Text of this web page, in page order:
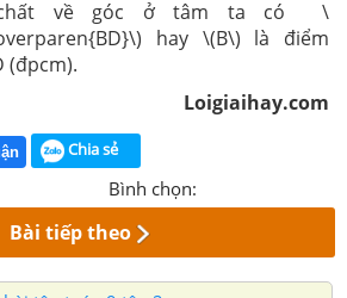
chất về góc ở tâm ta có \
hay \(B\) là điểm
(đpcm).
Loigiaihay.com
Chia sẻ
Bình chọn:
Bài tiếp theo